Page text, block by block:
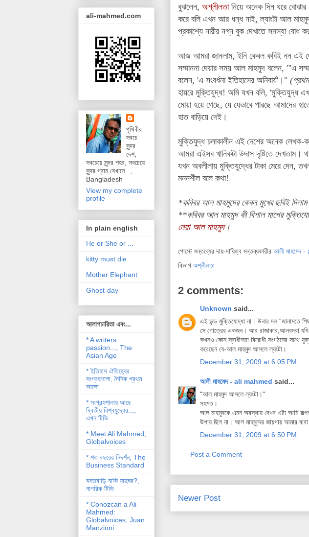
বুঝলেন, অশ্লীলতানিয়ে অনেক দিন ধরে বোঝার
করে বলি এখন আর ধন্ধ নাই, ল্যাংটা আল
প্রকাশ্যে নারীর নগ্ন বুক দেখাতে সমস্যা বোধ
আজ আমরা জানলাম, ইনি কেবল কবিই নন এই
সম্মাননা দেয়ার সময় আল মাহমুদ বলেন, "'এ
বলেন, 'এ সংবর্ধনা ইতিহাসের অনিবার্য'।"
হায়রে মুক্তিযুদ্ধ! অমি যখন বলি, 'মুক্তিযুদ্ধ
মোয়া হয়ে গেছে, যে যেভাবে পারছে আমাদের
হাত বাড়িয়ে দেই।
মুক্তিযুদ্ধ চলাকালীন এই দেশের অনেক লেখক-
আমরা এইসব খানিকটা উদাস দৃষ্টিতে
যখন অবলীলায় মুক্তিযুদ্ধের টাকা মেরে দেন,
মননশীল বলে কথা!
*কবিবর আল মাহমুদের কেবল মুখের ছবিই
**কবিবর আল মাহমুদ কী বিশাল মাপের
নেয়া আল মাহমুদ।
পোস্টে মন্তব্যের দায়-দায়িত্ব মন্তব্যকারীর আলী মাহমেদ
বিভাগ অশ্লীলতা
2 comments:
Unknown said...
এই ভন্ড মুক্তিযোদ্ধা না। উনার দল “জানামতে
সে গোত্রের একজন। আর রাজাকার,আলবদরা
কখনও কোন স্বাধীনতা বিরোধী সংগঠনের সাথে
করেছেন যে-আল মাহমুদ আসলে ল্যংটা।
December 31, 2009 at 6:05 PM
আলী মাহমেদ - ali mahmed said...
"আল মাহমুদ আসলে ল্যংটা।"
সহমত।
আল মাহমুদকে এমন অবস্থায় দেখব এটা আমি
উপায় ছিল না। আল মাহমুদের জায়গায় আমার
December 31, 2009 at 6:50 PM
Post a Comment
Newer Post
ali-mahmed.com
পৃথিবীর
সবচে
সুন্দর
দেশ,
সবচেয়ে সুন্দর শহর, সবচেয়ে
সুন্দর গ্রাম যেখানে...,
Bangladesh
View my complete
profile
In plain english
He or She or ...
kitty must die
Mother Elephant
Ghost-day
আলাপচারিতা এবং...
* A writers
passion..., The
Asian Age
* ইতিহাস ঐতিহ্যের
সংগ্রহশালা, দৈনিক প্রথম
আলো
* সংগ্রহশালায় আছে
দ্বিতীয় বিশ্বযু্দ্ধের...,
এখন টিভি
* Meet Ali Mahmed,
Globalvoices
* শত বছরের নিদর্শন, The
Business Standard
বসতবাড়ি নাকি যাদুঘর?,
নাগরিক টিভি
* Conozcan a Ali
Mahmed:
Globalvoices, Juan
Manzioni